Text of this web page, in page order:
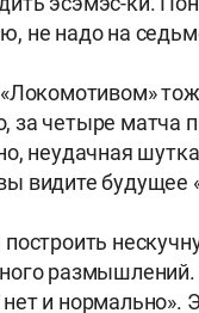
не надо на
за четыре матча
неудачная
видите будущее
размышлений.
и нормально».